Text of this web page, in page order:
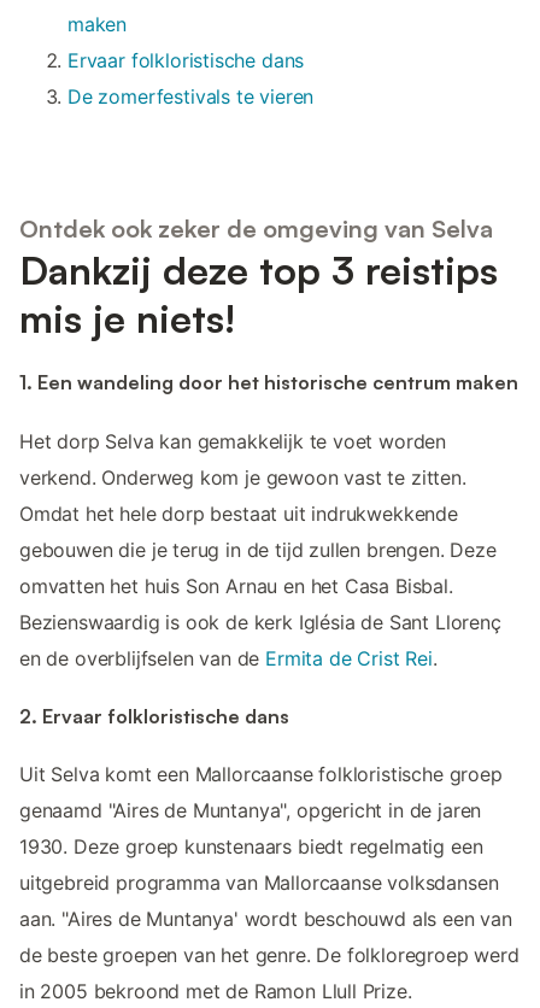
maken
Ervaar folkloristische dans
De zomerfestivals te vieren
Ontdek ook zeker de omgeving van Selva
Dankzij deze top 3 reistips
mis je niets!
1. Een wandeling door het historische centrum maken
Het dorp Selva kan gemakkelijk te voet worden
verkend. Onderweg kom je gewoon vast te zitten.
Omdat het hele dorp bestaat uit indrukwekkende
gebouwen die je terug in de tijd zullen brengen. Deze
omvatten het huis Son Arnau en het Casa Bisbal.
Bezienswaardig is ook de kerk Iglésia de Sant Llorenç
en de overblijfselen van de Ermita de Crist Rei.
2. Ervaar folkloristische dans
Uit Selva komt een Mallorcaanse folkloristische groep
genaamd "Aires de Muntanya", opgericht in de jaren
1930. Deze groep kunstenaars biedt regelmatig een
uitgebreid programma van Mallorcaanse volksdansen
aan. "Aires de Muntanya' wordt beschouwd als een van
de beste groepen van het genre. De folkloregroep werd
in 2005 bekroond met de Ramon Llull Prize.